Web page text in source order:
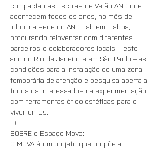
compacta das Escolas de Verão AND que
acontecem todos os anos, no mês de
julho, na sede do AND Lab em Lisboa,
procurando reinventar com diferentes
parceiros e colaboradores locais – este
ano no Rio de Janeiro e em São Paulo – as
condições para a instalação de uma zona
temporária de atenção e pesquisa aberta a
todos os interessados na experimentação
com ferramentas ético-estéticas para o
viver-juntos.
+++
SOBRE o Espaço Mova:
O MOVA é um projeto que propõe a